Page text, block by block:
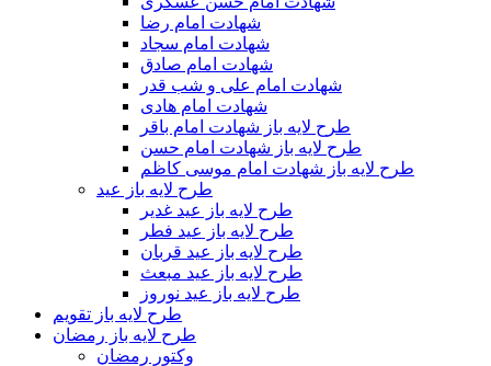
شهادت امام رضا
شهادت امام سجاد
شهادت امام صادق
شهادت امام علی و شب قدر
شهادت امام هادی
طرح لایه باز شهادت امام باقر
طرح لایه باز شهادت امام حسن
طرح لایه باز شهادت امام موسی کاظم
طرح لایه باز عید
طرح لایه باز عید غدیر
طرح لایه باز عید فطر
طرح لایه باز عید قربان
طرح لایه باز عید مبعث
طرح لایه باز عید نوروز
طرح لایه باز تقویم
طرح لایه باز رمضان
وکتور رمضان